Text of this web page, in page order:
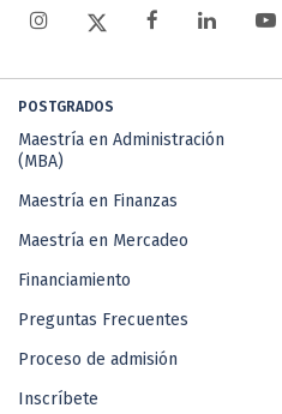
POSTGRADOS
Maestría en Administración
(MBA)
Maestría en Finanzas
Maestría en Mercadeo
Financiamiento
Preguntas Frecuentes
Proceso de admisión
Inscríbete